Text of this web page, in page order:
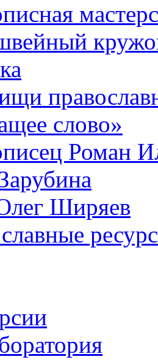
слово»
Роман
Ширяев